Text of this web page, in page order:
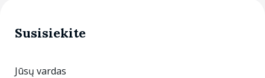
Susisiekite
Jūsų vardas